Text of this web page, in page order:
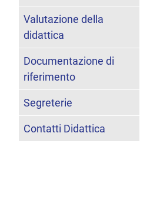
Valutazione della
didattica
Documentazione di
riferimento
Segreterie
Contatti Didattica